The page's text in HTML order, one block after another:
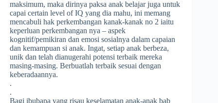
maksimum, maka dirinya paksa anak belajar juga untuk
capai certain level of IQ yang dia mahu, ini memang
mencabuli hak perkembangan kanak-kanak no 2 iaitu
keperluan perkembangan nya – aspek
kognitif/pemikiran dan emosi sosialnya dalam capaian
dan kemampuan si anak. Ingat, setiap anak berbeza,
unik dan telah dianugerahi potensi terbaik mereka
masing-masing. Berbuatlah terbaik sesuai dengan
keberadaannya.
.
.
Bagi ibubapa yang risau keselamatan anak-anak bab